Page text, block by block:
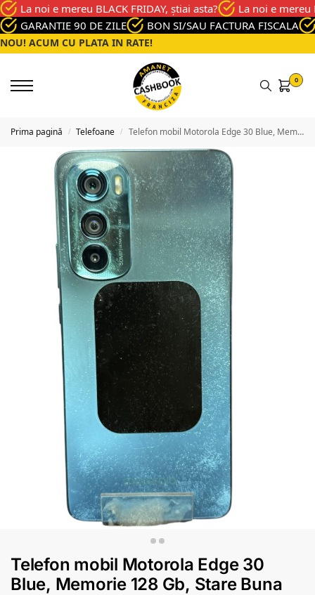
La noi e mereu BLACK FRIDAY, știai asta?
La noi e mereu
GARANTIE 90 DE ZILE
BON SI/SAU FACTURA FISCALA
NOU! ACUM CU PLATA IN RATE!
0
Prima pagină / Telefoane / Telefon mobil Motorola Edge 30 Blue, Memorie 128 Gb, Stare Buna
Telefon mobil Motorola Edge 30
Blue, Memorie 128 Gb, Stare Buna